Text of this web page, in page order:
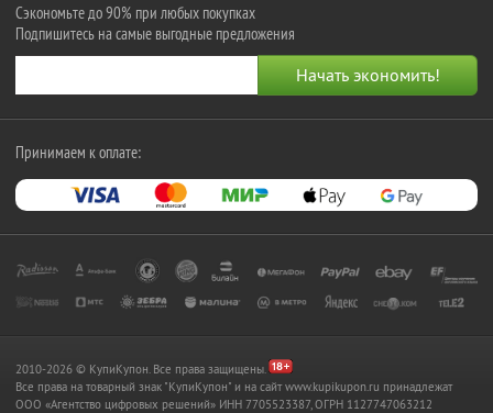
Сэкономьте до 90% при любых покупках
Подпишитесь на самые выгодные предложения
Принимаем к оплате:
2010-2026 © КупиКупон. Все права защищены.
Все права на товарный знак "КупиКупон" и на сайт www.kupikupon.ru принадлежат
OOO «Агентство цифровых решений» ИНН 7705523387, ОГРН 1127747063212